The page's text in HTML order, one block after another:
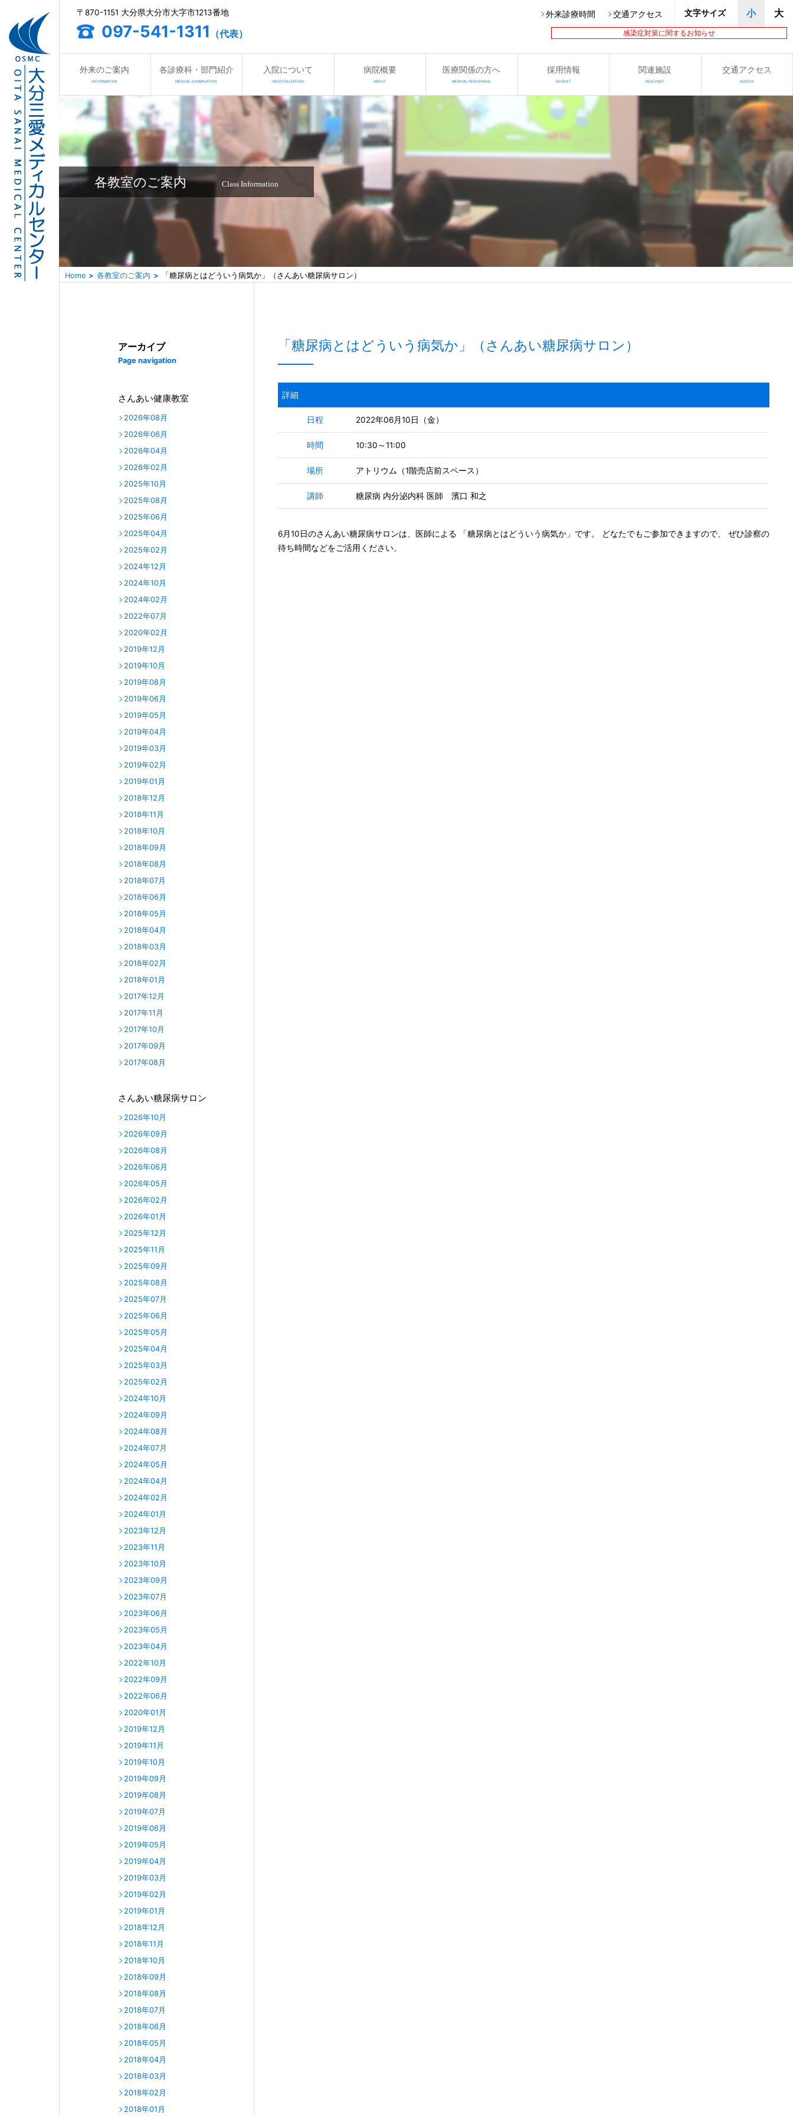
感染症対策に関するお知らせ
〒870-1151 大分県大分市大字市1213番地
097-541-1311 （代表）
外来診療時間 交通アクセス 文字サイズ 小 大
外来のご案内
INFORMATION
各診療科・部門紹介
MEDICAL EXAMINATION
入院について
HOSPITALIZATION
病院概要
ABOUT
医療関係の方へ
MEDICAL PERSONNAL
採用情報
RECRUIT
関連施設
RELEVANT
交通アクセス
ACCESS
各教室のご案内 Class Information
Home 各教室のご案内 「糖尿病とはどういう病気か」（さんあい糖尿病サロン）
アーカイブ
Page navigation
さんあい健康教室
2026年08月
2026年06月
2026年04月
2026年02月
2025年10月
2025年08月
2025年06月
2025年04月
2025年02月
2024年12月
2024年10月
2024年02月
2022年07月
2020年02月
2019年12月
2019年10月
2019年08月
2019年06月
2019年05月
2019年04月
2019年03月
2019年02月
2019年01月
2018年12月
2018年11月
2018年10月
2018年09月
2018年08月
2018年07月
2018年06月
2018年05月
2018年04月
2018年03月
2018年02月
2018年01月
2017年12月
2017年11月
2017年10月
2017年09月
2017年08月
さんあい糖尿病サロン
2026年10月
2026年09月
2026年08月
2026年06月
2026年05月
2026年02月
2026年01月
2025年12月
2025年11月
2025年09月
2025年08月
2025年07月
2025年06月
2025年05月
2025年04月
2025年03月
2025年02月
2024年10月
2024年09月
2024年08月
2024年07月
2024年05月
2024年04月
2024年02月
2024年01月
2023年12月
2023年11月
2023年10月
2023年09月
2023年07月
2023年06月
2023年05月
2023年04月
2022年10月
2022年09月
2022年06月
2020年01月
2019年12月
2019年11月
2019年10月
2019年09月
2019年08月
2019年07月
2019年06月
2019年05月
2019年04月
2019年03月
2019年02月
2019年01月
2018年12月
2018年11月
2018年10月
2018年09月
2018年08月
2018年07月
2018年06月
2018年05月
2018年04月
2018年03月
2018年02月
2018年01月
「糖尿病とはどういう病気か」（さんあい糖尿病サロン）
詳細
日程 2022年06月10日（金）
時間 10:30～11:00
場所 アトリウム（1階売店前スペース）
講師 糖尿病 内分泌内科 医師 濱口 和之
6月10日のさんあい糖尿病サロンは、医師による 「糖尿病とはどういう病気か」です。 どなたでもご参加できますので、 ぜひ診察の
待ち時間などをご活用ください。